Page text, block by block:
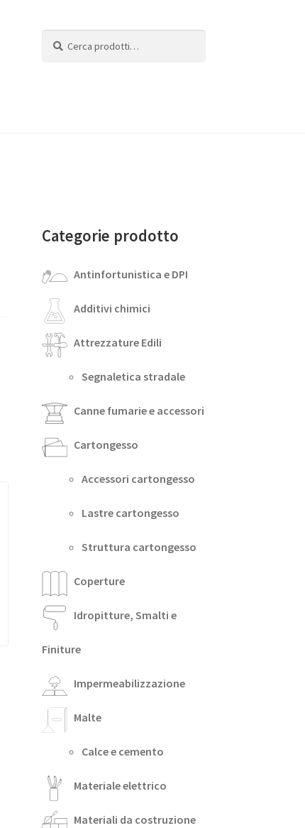
Categorie prodotto
Antinfortunistica e DPI
Additivi chimici
Attrezzature Edili
Segnaletica stradale
Canne fumarie e accessori
Cartongesso
Accessori cartongesso
Lastre cartongesso
Struttura cartongesso
Coperture
Idropitture, Smalti e
Finiture
Impermeabilizzazione
Malte
Calce e cemento
Materiale elettrico
Materiali da costruzione